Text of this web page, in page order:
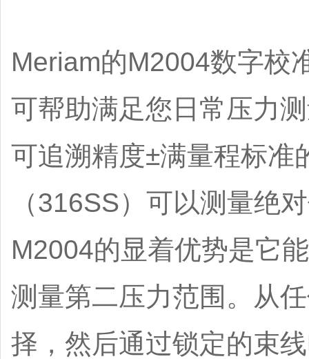
Meriam的M2004数字校
可帮助满足您日常压力
可追溯精度±满量程标准
（316SS）可以测量绝
M2004的显着优势是它
测量第二压力范围。从
择，然后通过锁定的束